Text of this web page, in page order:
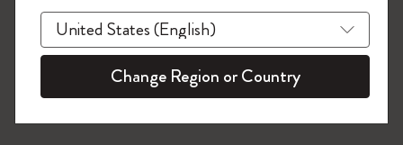
レーションを手に入れましょう。
今すぐ会員登録 !
Change Region or Country